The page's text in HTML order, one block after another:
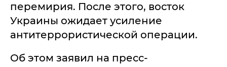
перемирия. После этого, восток
Украины ожидает усиление
антитеррористической операции.
Об этом заявил на пресс-